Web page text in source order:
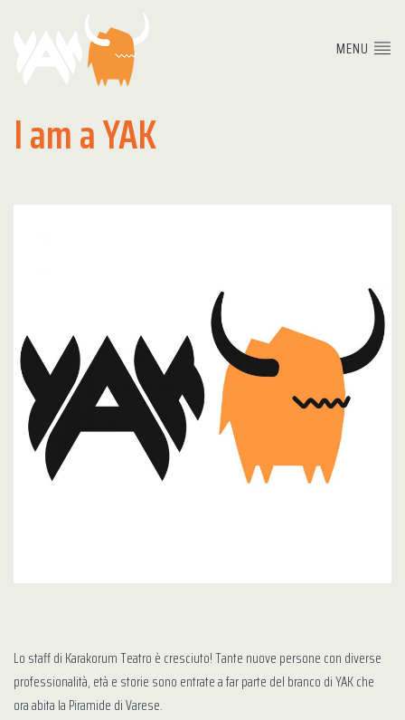
MENU
I am a YAK
Lo staff di Karakorum Teatro è cresciuto! Tante nuove persone con diverse
professionalità, età e storie sono entrate a far parte del branco di YAK che
ora abita la Piramide di Varese.